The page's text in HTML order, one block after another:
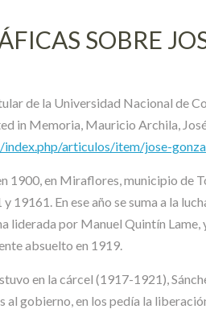
SOBRE
de la Universidad Nacional de
in Memoria, Mauricio Archila,
articulos/item/jose-
1900, en Miraflores, municipio de
19161. En ese año se suma a la
liderada por Manuel Quintín
absuelto en 1919.
en la cárcel (1917-1921),
gobierno, en los pedía la